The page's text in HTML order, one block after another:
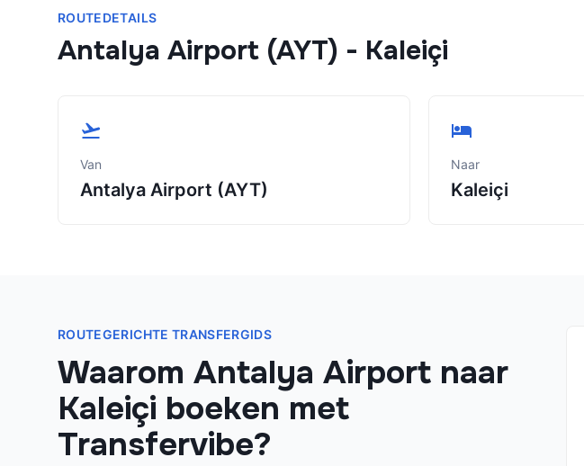
ROUTEDETAILS
Antalya Airport (AYT) - Kaleiçi
Van
Antalya Airport (AYT)
Naar
Kaleiçi
ROUTEGERICHTE TRANSFERGIDS
Waarom Antalya Airport naar
Kaleiçi boeken met
Transfervibe?